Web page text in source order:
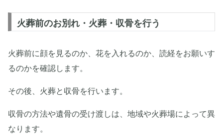
火葬前のお別れ・火葬・収骨を行う
火葬前に顔を見るのか、花を入れるのか、読経をお願いす
るのかを確認します。
その後、火葬と収骨を行います。
収骨の方法や遺骨の受け渡しは、地域や火葬場によって異
なります。